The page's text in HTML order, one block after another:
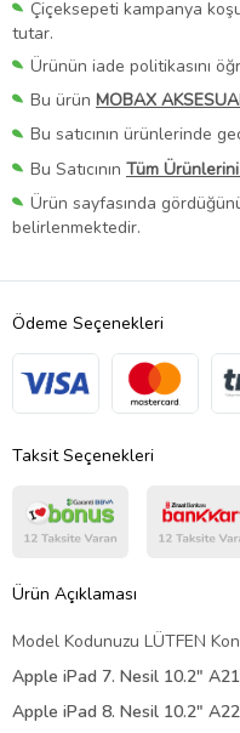
Çiçeksepeti kampanya
tutar.
Ürünün iade politikasını
Bu ürün MOBAX
Bu satıcının ürünlerinde
Bu Satıcının Tüm
Ürün sayfasında
belirlenmektedir.
Ödeme Seçenekleri
Taksit Seçenekleri
Ürün Açıklaması
Model Kodunuzu LÜTFEN
Apple iPad 7. Nesil 10.2"
Apple iPad 8. Nesil 10.2"